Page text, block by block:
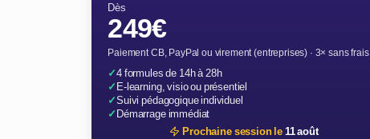
Dès
249€
Paiement CB, PayPal ou virement (entreprises) · 3× sans frais
✓4 formules de 14h à 28h
✓E-learning, visio ou présentiel
✓Suivi pédagogique individuel
✓Démarrage immédiat
Prochaine session le11 août